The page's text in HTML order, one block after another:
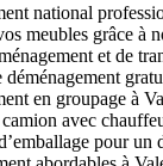
national
meubles grâce à
et de
déménagement
en groupage à
avec
pour un